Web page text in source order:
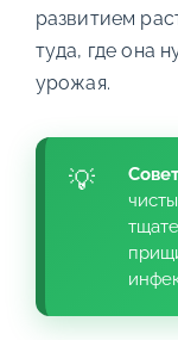
развитием
туда, где она
урожая.